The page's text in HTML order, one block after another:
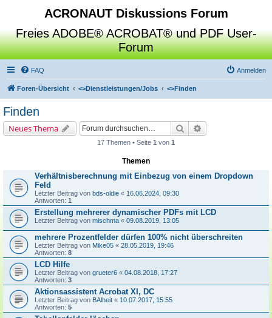
ACRONAUT Diskussions Forum
Freies ADOBE® ACROBAT® und PDF User-
Forum
FAQ Anmelden
Foren-Übersicht <>Dienstleistungen/Jobs <>Finden
Finden
Neues Thema Suche
17 Themen • Seite 1 von 1
Themen
Verhältnisberechnung mit Einbezug von einem Dropdown
Feld
Letzter Beitrag von bds-oldie « 16.06.2024, 09:30
Antworten: 1
Erstellung mehrerer dynamischer PDFs mit LCD
Letzter Beitrag von mischma « 09.08.2019, 13:05
mehrere Prozentfelder dürfen 100% nicht überschreiten
Letzter Beitrag von Mike05 « 28.05.2019, 19:46
Antworten: 8
LCD Hilfe
Letzter Beitrag von grueter6 « 04.08.2018, 17:27
Antworten: 3
Aktionsassistent Acrobat XI, DC
Letzter Beitrag von BAlheit « 10.07.2017, 15:55
Antworten: 5